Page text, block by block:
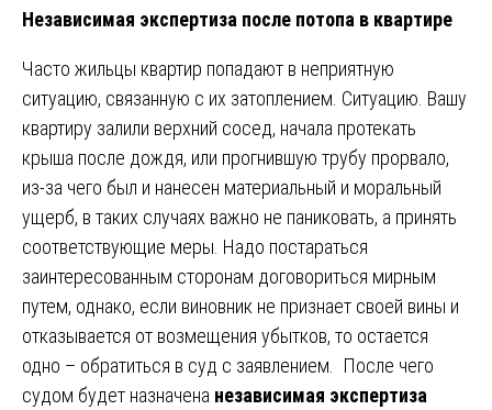
Независимая экспертиза после потопа в квартире
Часто жильцы квартир попадают в неприятную
ситуацию, связанную с их затоплением. Ситуацию. Вашу
квартиру залили верхний сосед, начала протекать
крыша после дождя, или прогнившую трубу прорвало,
из-за чего был и нанесен материальный и моральный
ущерб, в таких случаях важно не паниковать, а принять
соответствующие меры. Надо постараться
заинтересованным сторонам договориться мирным
путем, однако, если виновник не признает своей вины и
отказывается от возмещения убытков, то остается
одно – обратиться в суд с заявлением. После чего
судом будет назначена независимая экспертиза